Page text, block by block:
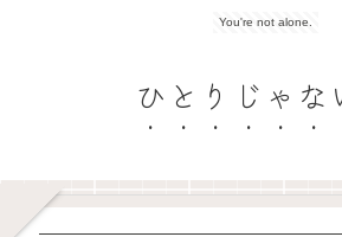
You're not alone.
ひとりじゃな